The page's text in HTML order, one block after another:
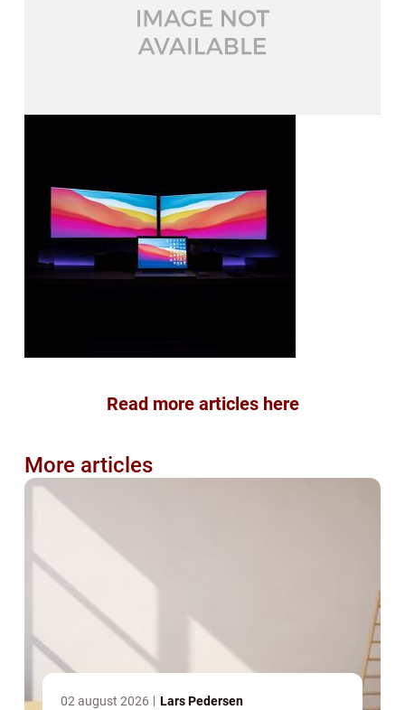
Read more articles here
More articles
02 august 2026 Lars Pedersen